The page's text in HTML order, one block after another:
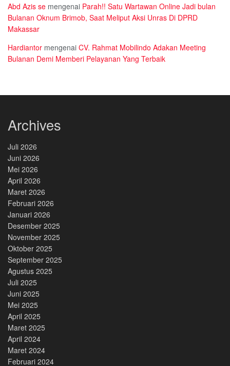
Abd Azis se mengenai Parah!! Satu Wartawan Online Jadi bulan
Bulanan Oknum Brimob, Saat Meliput Aksi Unras Di DPRD
Makassar
Hardiantor mengenai CV. Rahmat Mobilindo Adakan Meeting
Bulanan Demi Memberi Pelayanan Yang Terbaik
Archives
Juli 2026
Juni 2026
Mei 2026
April 2026
Maret 2026
Februari 2026
Januari 2026
Desember 2025
November 2025
Oktober 2025
September 2025
Agustus 2025
Juli 2025
Juni 2025
Mei 2025
April 2025
Maret 2025
April 2024
Maret 2024
Februari 2024